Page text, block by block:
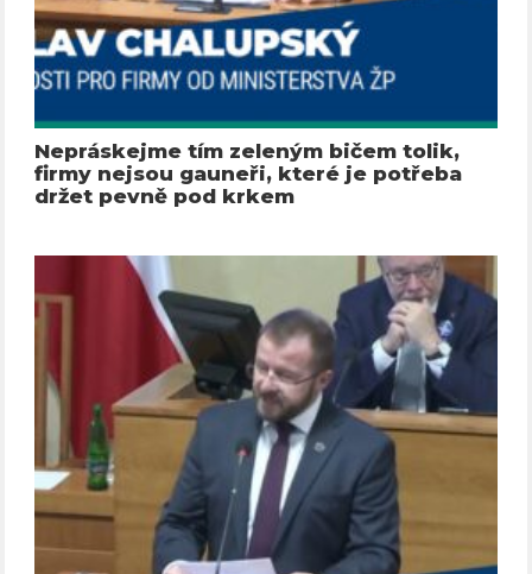
Nepráskejme tím zeleným bičem tolik,
firmy nejsou gauneři, které je potřeba
držet pevně pod krkem